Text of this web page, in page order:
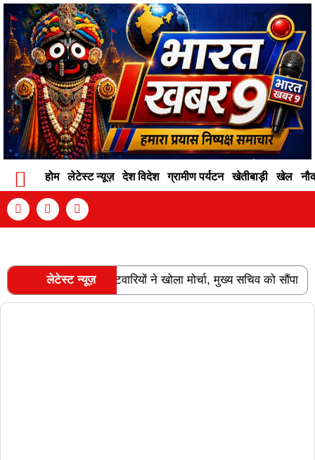
होम लेटेस्ट न्यूज़ देश विदेश ग्रामीण पर्यटन खेतीबाड़ी खेल
लेटेस्ट न्यूज़
को लेकर पटवारियों ने खोला मोर्चा, मुख्य सचिव को सौंपा ज्ञापन..
RECENT POSTS